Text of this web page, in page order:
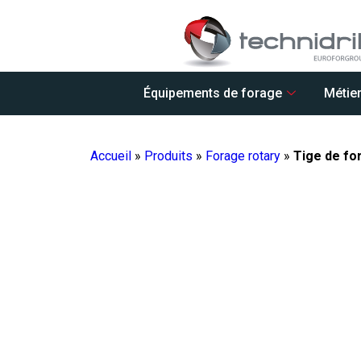
Équipements de forage
Accueil » Produits » Forage rotary » Tige de